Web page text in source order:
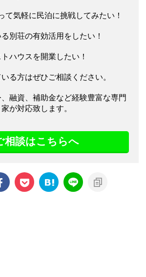
て気軽に民泊に挑戦してみたい！
別荘の有効活用をしたい！
ハウスを開業したい！
る方はぜひご相談ください。
融資、補助金など経験豊富な専門
家が対応致します。
相談はこちらへ